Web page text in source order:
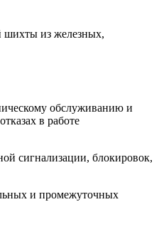
шихты из железных,
обслуживанию и
в работе
сигнализации, блокировок,
и промежуточных